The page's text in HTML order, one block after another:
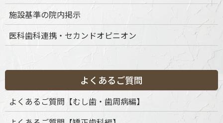
HOME News 歯周組織再生療法 mdgin64
施設基準の院内掲示
医科歯科連携・セカンドオピニオン
よくあるご質問
よくあるご質問【むし歯・歯周病編】